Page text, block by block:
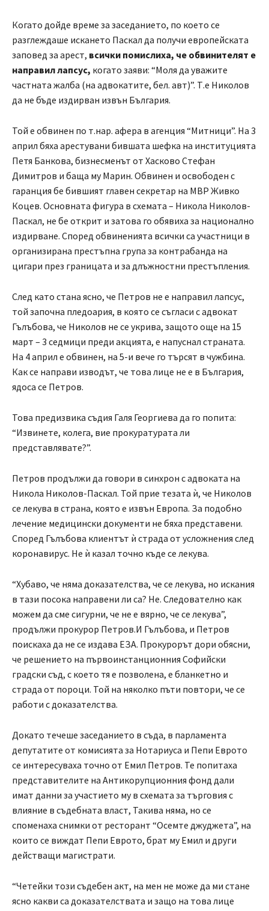
Когато дойде време за заседанието, по което се
разглеждаше искането Паскал да получи европейската
заповед за арест, всички помислиха, че обвинителят е
направил лапсус, когато заяви: “Моля да уважите
частната жалба (на адвокатите, бел. авт)”. Т.е Николов
да не бъде издирван извън България.
Той е обвинен по т.нар. афера в агенция “Митници”. На 3
април бяха арестувани бившата шефка на институцията
Петя Банкова, бизнесменът от Хасково Стефан
Димитров и баща му Марин. Обвинен и освободен с
гаранция бе бившият главен секретар на МВР Живко
Коцев. Основната фигура в схемата – Никола Николов-
Паскал, не бе открит и затова го обявиха за национално
издирване. Според обвиненията всички са участници в
организирана престъпна група за контрабанда на
цигари през границата и за длъжностни престъпления.
След като стана ясно, че Петров не е направил лапсус,
той започна пледоария, в която се съгласи с адвокат
Гълъбова, че Николов не се укрива, защото още на 15
март – 3 седмици преди акцията, е напуснал страната.
На 4 април е обвинен, на 5-и вече го търсят в чужбина.
Как се направи изводът, че това лице не е в България,
ядоса се Петров.
Това предизвика съдия Галя Георгиева да го попита:
“Извинете, колега, вие прокуратурата ли
представлявате?”.
Петров продължи да говори в синхрон с адвоката на
Никола Николов-Паскал. Той прие тезата ѝ, че Николов
се лекува в страна, която е извън Европа. За подобно
лечение медицински документи не бяха представени.
Според Гълъбова клиентът ѝ страда от усложнения след
коронавирус. Не ѝ казал точно къде се лекува.
“Хубаво, че няма доказателства, че се лекува, но искания
в тази посока направени ли са? Не. Следователно как
можем да сме сигурни, че не е вярно, че се лекува”,
продължи прокурор Петров.И Гълъбова, и Петров
поискаха да не се издава ЕЗА. Прокурорът дори обясни,
че решението на първоинстанционния Софийски
градски съд, с което тя е позволена, е бланкетно и
страда от пороци. Той на няколко пъти повтори, че се
работи с доказателства.
Докато течеше заседанието в съда, в парламента
депутатите от комисията за Нотариуса и Пепи Еврото
се интересуваха точно от Емил Петров. Те попитаха
представителите на Антикорупционния фонд дали
имат данни за участието му в схемата за търговия с
влияние в съдебната власт, Такива няма, но се
споменаха снимки от ресторант “Осемте джуджета”, на
които се виждат Пепи Еврото, брат му Емил и други
действащи магистрати.
“Четейки този съдебен акт, на мен не може да ми стане
ясно какви са доказателствата и защо на това лице